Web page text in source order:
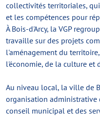
collectivités territoriales,
et les compétences pour
À Bois-d'Arcy, la VGP
travaille sur des projets
l'aménagement du
l'économie, de la culture et
Au niveau local, la ville de
organisation administrative
conseil municipal et des